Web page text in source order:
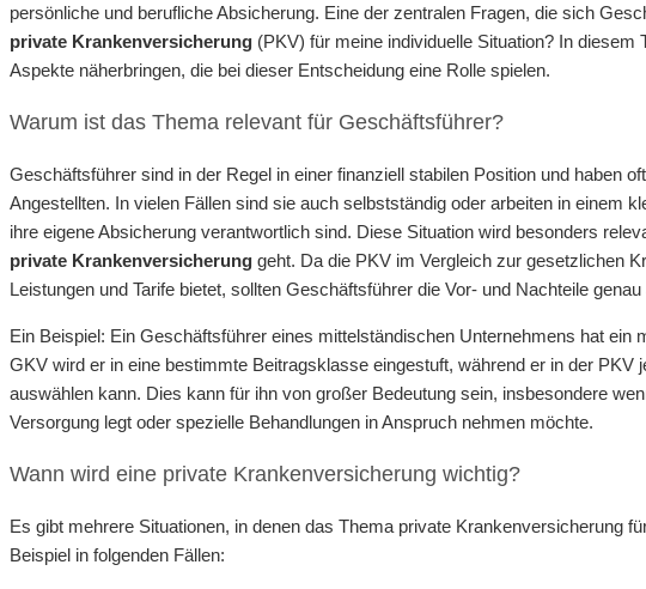
persönliche und berufliche Absicherung. Eine der zentralen Fragen, die sich
private Krankenversicherung (PKV) für meine individuelle Situation? In
Aspekte näherbringen, die bei dieser Entscheidung eine Rolle spielen.
Warum ist das Thema relevant für Geschäftsführer?
Geschäftsführer sind in der Regel in einer finanziell stabilen Position und haben
Angestellten. In vielen Fällen sind sie auch selbstständig oder arbeiten in einem
ihre eigene Absicherung verantwortlich sind. Diese Situation wird besonders
private Krankenversicherung geht. Da die PKV im Vergleich zur gesetzlichen
Leistungen und Tarife bietet, sollten Geschäftsführer die Vor- und Nachteile genau
Ein Beispiel: Ein Geschäftsführer eines mittelständischen Unternehmens hat ein
GKV wird er in eine bestimmte Beitragsklasse eingestuft, während er in der PKV
auswählen kann. Dies kann für ihn von großer Bedeutung sein, insbesondere
Versorgung legt oder spezielle Behandlungen in Anspruch nehmen möchte.
Wann wird eine private Krankenversicherung wichtig?
Es gibt mehrere Situationen, in denen das Thema private Krankenversicherung
Beispiel in folgenden Fällen: